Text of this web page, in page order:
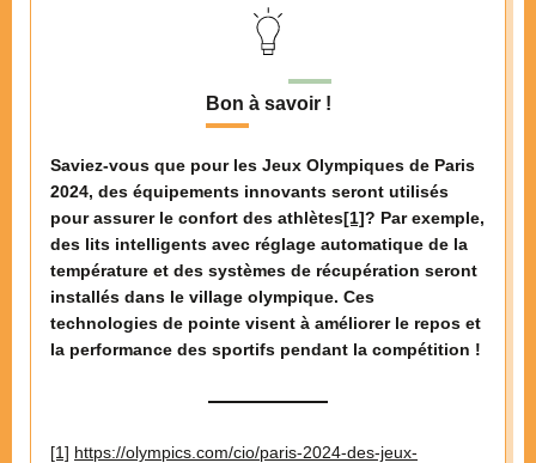
Bon à savoir !
Saviez-vous que pour les Jeux Olympiques de Paris
2024, des équipements innovants seront utilisés
pour assurer le confort des athlètes[1]? Par exemple,
des lits intelligents avec réglage automatique de la
température et des systèmes de récupération seront
installés dans le village olympique. Ces
technologies de pointe visent à améliorer le repos et
la performance des sportifs pendant la compétition !
[1] https://olympics.com/cio/paris-2024-des-jeux-